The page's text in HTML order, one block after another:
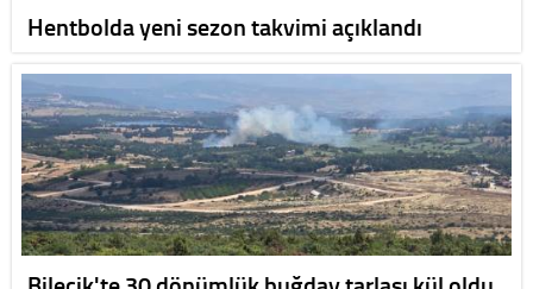
Hentbolda yeni sezon takvimi açıklandı